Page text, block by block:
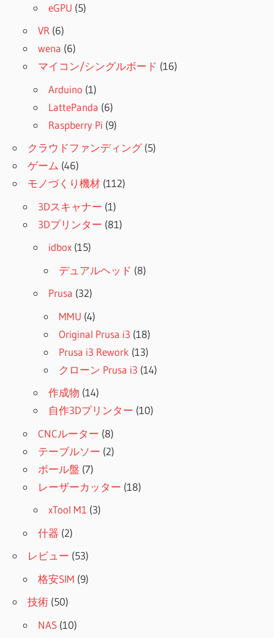
eGPU (5)
VR (6)
wena (6)
マイコン/シングルボード (16)
Arduino (1)
LattePanda (6)
Raspberry Pi (9)
クラウドファンディング(5)
ゲーム (46)
モノづくり機材 (112)
3Dスキャナー (1)
3Dプリンター (81)
idbox (15)
デュアルヘッド (8)
Prusa (32)
MMU (4)
Original Prusa i3 (18)
Prusa i3 Rework (13)
クローン Prusa i3 (14)
作成物 (14)
自作3Dプリンター (10)
CNCルーター (8)
テーブルソー (2)
ボール盤 (7)
レーザーカッター (18)
xTool M1 (3)
什器 (2)
レビュー (53)
格安SIM (9)
技術 (50)
NAS (10)